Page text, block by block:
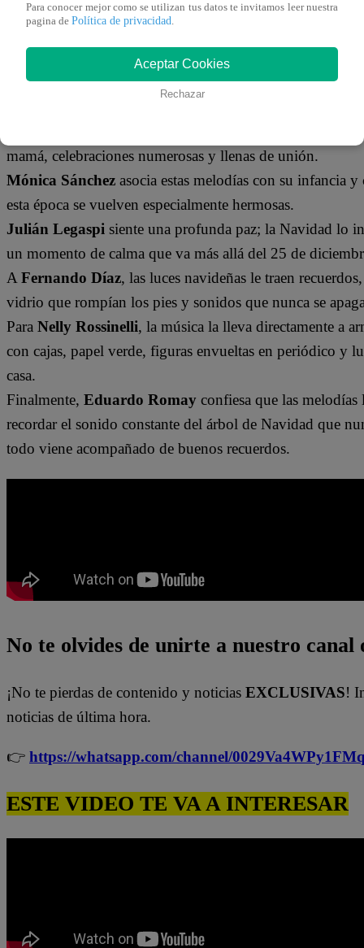
Eduardo Romay, en cambio, recuerda que siempre
¿Qué sientes al escuchar la melodía
mamá, celebraciones numerosas y llenas de unión.
Mónica Sánchez asocia estas melodías con su infancia
esta época se vuelven especialmente hermosas.
Julián Legaspi siente una profunda paz; la Navidad lo
un momento de calma que va más allá del 25 de
AFernando Díaz, las luces navideñas le traen
vidrio que rompían los pies y sonidos que nunca se
Para Nelly Rossinelli, la música la lleva directamente a
con cajas, papel verde, figuras envueltas en periódico y
casa.
Finalmente, Eduardo Romay confiesa que las melodías
recordar el sonido constante del árbol de Navidad que
todo viene acompañado de buenos recuerdos.
No te olvides de unirte a nuestro canal
¡No te pierdas de contenido y noticias EXCLUSIVAS!
noticias de última hora.
👉 https://whatsapp.com/channel/
ESTE VIDEO TE VA A INTERESAR
Para conocer mejor como se utilizan tus datos te invitamos leer nuestra
pagina de Política de privacidad.
Aceptar Cookies
Rechazar